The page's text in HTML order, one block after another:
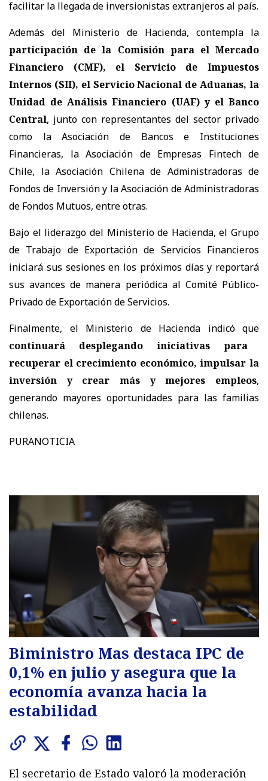
facilitar la llegada de inversionistas extranjeros al país.
Además del Ministerio de Hacienda, contempla la
participación de la Comisión para el Mercado
Financiero (CMF), el Servicio de Impuestos
Internos (SII), el Servicio Nacional de Aduanas, la
Unidad de Análisis Financiero (UAF) y el Banco
Central, junto con representantes del sector privado
como la Asociación de Bancos e Instituciones
Financieras, la Asociación de Empresas Fintech de
Chile, la Asociación Chilena de Administradoras de
Fondos de Inversión y la Asociación de Administradoras
de Fondos Mutuos, entre otras.
Bajo el liderazgo del Ministerio de Hacienda, el Grupo
de Trabajo de Exportación de Servicios Financieros
iniciará sus sesiones en los próximos días y reportará
sus avances de manera periódica al Comité Público-
Privado de Exportación de Servicios.
Finalmente, el Ministerio de Hacienda indicó que
continuará desplegando iniciativas para
recuperar el crecimiento económico, impulsar la
inversión y crear más y mejores empleos,
generando mayores oportunidades para las familias
chilenas.
PURANOTICIA
Biministro Mas destaca IPC de
0,1% en julio y asegura que la
economía avanza hacia la
estabilidad
El secretario de Estado valoró la moderación